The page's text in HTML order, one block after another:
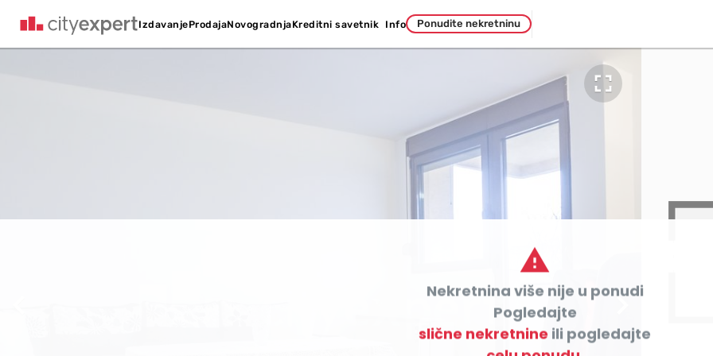
IzdavanjeProdajaNovogradnjaKreditni savetnik Info Ponudite nekretninu



Nekretnina više nije u ponudi
Pogledajte
slične nekretnine ili pogledajte